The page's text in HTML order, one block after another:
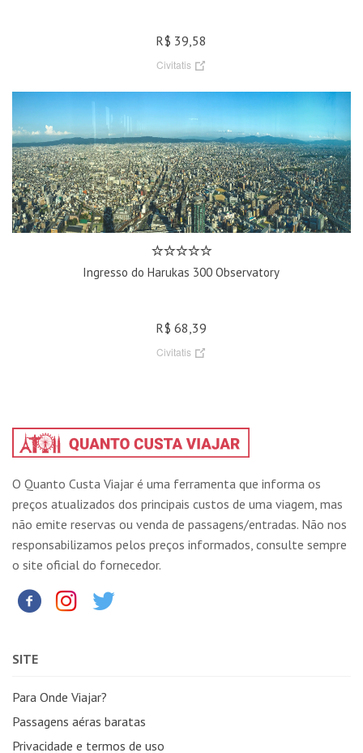
R$ 39,58
Civitatis
Ingresso do Harukas 300 Observatory
R$ 68,39
Civitatis
O Quanto Custa Viajar é uma ferramenta que informa os
preços atualizados dos principais custos de uma viagem, mas
não emite reservas ou venda de passagens/entradas. Não nos
responsabilizamos pelos preços informados, consulte sempre
o site oficial do fornecedor.
SITE
Para Onde Viajar?
Passagens aéras baratas
Privacidade e termos de uso